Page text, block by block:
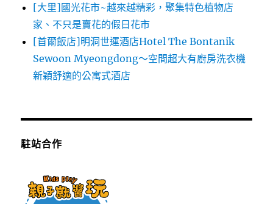
[大里]國光花市~越來越精彩，聚集特色植物店
家、不只是賣花的假日花市
[首爾飯店]明洞世運酒店Hotel The Bontanik
Sewoon Myeongdong～空間超大有廚房洗衣機
新穎舒適的公寓式酒店
駐站合作